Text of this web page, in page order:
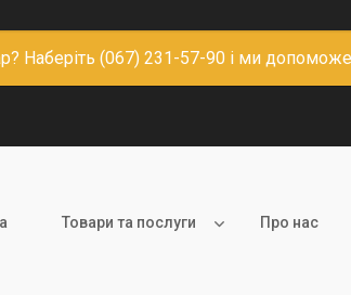
Наберіть (067) 231-57-90 і ми
Товари та послуги Про нас